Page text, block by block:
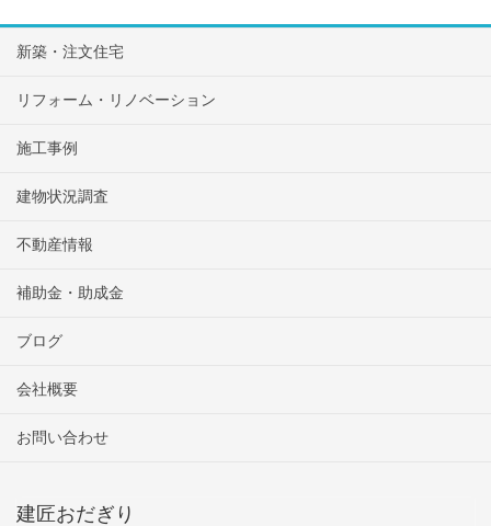
新築・注文住宅
リフォーム・リノベーション
施工事例
建物状況調査
不動産情報
補助金・助成金
ブログ
会社概要
お問い合わせ
建匠おだぎり